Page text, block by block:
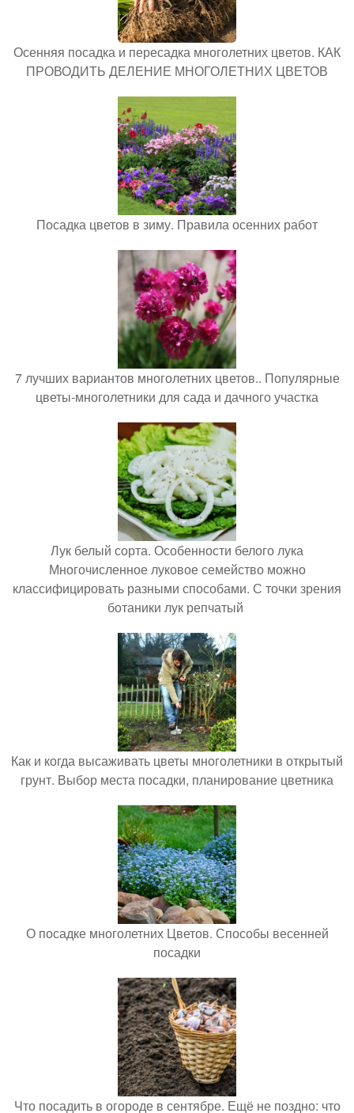
Осенняя посадка и пересадка многолетних цветов. КАК
ПРОВОДИТЬ ДЕЛЕНИЕ МНОГОЛЕТНИХ ЦВЕТОВ
Посадка цветов в зиму. Правила осенних работ
7 лучших вариантов многолетних цветов.. Популярные
цветы-многолетники для сада и дачного участка
Лук белый сорта. Особенности белого лука
Многочисленное луковое семейство можно
классифицировать разными способами. С точки зрения
ботаники лук репчатый
Как и когда высаживать цветы многолетники в открытый
грунт. Выбор места посадки, планирование цветника
О посадке многолетних Цветов. Способы весенней
посадки
Что посадить в огороде в сентябре. Ещё не поздно: что